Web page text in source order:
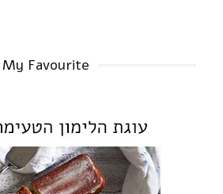
My Favourite